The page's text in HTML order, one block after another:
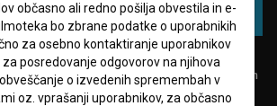
PRIJAVA
pogojein dajemsoglasjeza zbiranje, hrambo in
podatkov.
občasno ali redno pošilja obvestila in e-
bo zbrane podatke o uporabnikih
za osebno kontaktiranje uporabnikov
za posredovanje odgovorov na njihova
o izvedenih spremembah v
oz. vprašanji uporabnikov, za občasno